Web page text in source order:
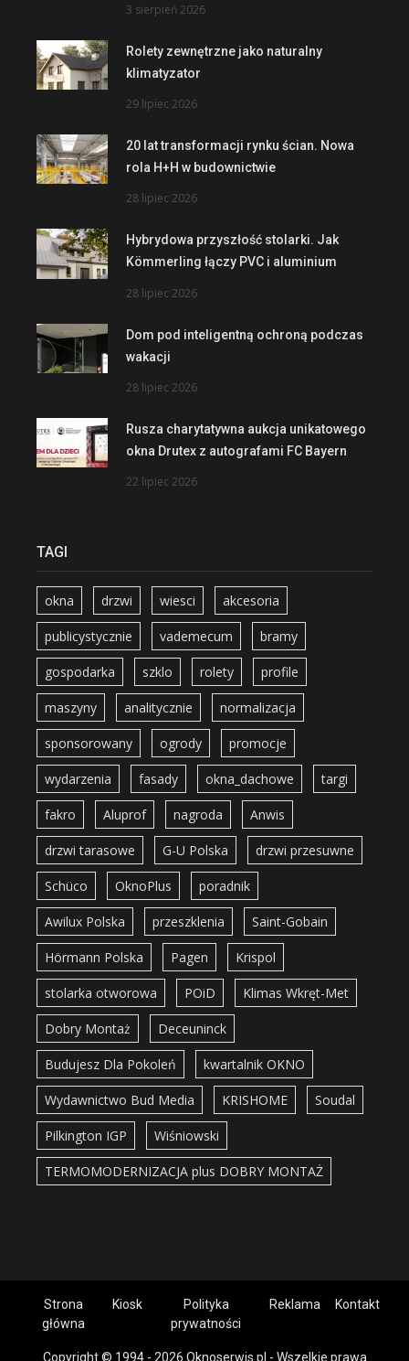
3 sierpień 2026
Rolety zewnętrzne jako naturalny
klimatyzator
29 lipiec 2026
20 lat transformacji rynku ścian. Nowa
rola H+H w budownictwie
28 lipiec 2026
Hybrydowa przyszłość stolarki. Jak
Kömmerling łączy PVC i aluminium
28 lipiec 2026
Dom pod inteligentną ochroną podczas
wakacji
28 lipiec 2026
Rusza charytatywna aukcja unikatowego
okna Drutex z autografami FC Bayern
22 lipiec 2026
TAGI
okna drzwi wiesci akcesoria
publicystycznie vademecum bramy
gospodarka szklo rolety profile
maszyny analitycznie normalizacja
sponsorowany ogrody promocje
wydarzenia fasady okna_dachowe targi
fakro Aluprof nagroda Anwis
drzwi tarasowe G-U Polska drzwi przesuwne
Schüco OknoPlus poradnik
Awilux Polska przeszklenia Saint-Gobain
Hörmann Polska Pagen Krispol
stolarka otworowa POiD Klimas Wkręt-Met
Dobry Montaż Deceuninck
Budujesz Dla Pokoleń kwartalnik OKNO
Wydawnictwo Bud Media KRISHOME Soudal
Pilkington IGP Wiśniowski
TERMOMODERNIZACJA plus DOBRY MONTAŻ
Strona
główna
Kiosk
Polityka
prywatności
Reklama Kontakt
Copyright © 1994 - 2026 Oknoserwis.pl - Wszelkie prawa